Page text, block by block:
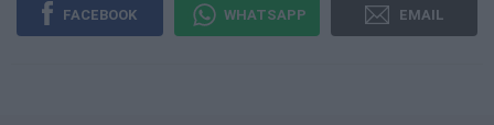
FACEBOOK WHATSAPP EMAIL